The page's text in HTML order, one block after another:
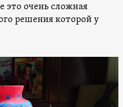
это очень сложная
решения которой у